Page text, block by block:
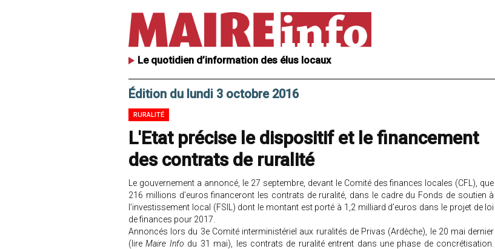
Le quotidien d’information des élus locaux
Édition du lundi 3 octobre 2016
RURALITÉ
L'Etat précise le dispositif et le financement
des contrats de ruralité
Le gouvernement a annoncé, le 27 septembre, devant le Comité des finances locales (CFL), que
216 millions d’euros financeront les contrats de ruralité, dans le cadre du Fonds de soutien à
l’investissement local (FSIL) dont le montant est porté à 1,2 milliard d’euros dans le projet de loi
de finances pour 2017.
Annoncés lors du 3e Comité interministériel aux ruralités de Privas (Ardèche), le 20 mai dernier
(lireMaire Info du 31 mai), les contrats de ruralité entrent dans une phase de concrétisation.